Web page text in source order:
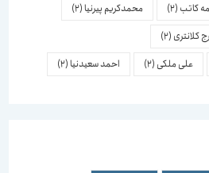
(2) محمدکریم پیرنیا(2)
(2)
علی ملکی(2) احمد سعیدنیا(2)